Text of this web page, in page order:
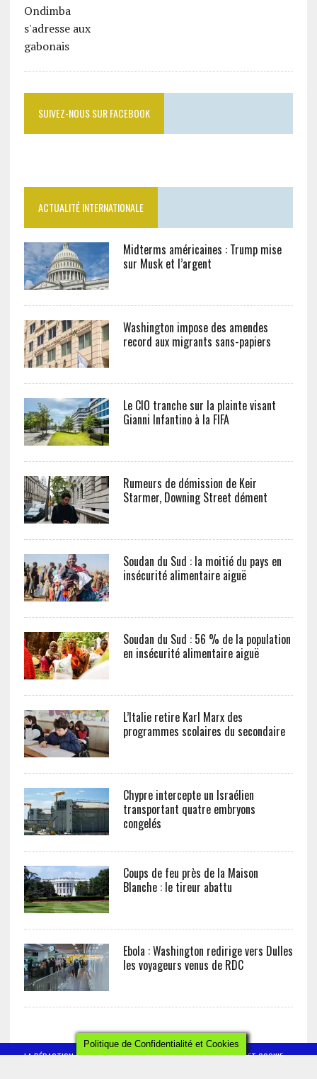
SUIVEZ-NOUS SUR FACEBOOK
ACTUALITÉ INTERNATIONALE
Midterms américaines : Trump mise
sur Musk et l’argent
Washington impose des amendes
record aux migrants sans-papiers
Le CIO tranche sur la plainte visant
Gianni Infantino à la FIFA
Rumeurs de démission de Keir
Starmer, Downing Street dément
Soudan du Sud : la moitié du pays en
insécurité alimentaire aiguë
Soudan du Sud : 56 % de la population
en insécurité alimentaire aiguë
L’Italie retire Karl Marx des
programmes scolaires du secondaire
Chypre intercepte un Israélien
transportant quatre embryons
congelés
Coups de feu près de la Maison
Blanche : le tireur abattu
Ebola : Washington redirige vers Dulles
les voyageurs venus de RDC
LA RÉDACTION CONTACT
POLITIQUE DE CONFIDENTIALITÉ ET COOKIE
Politique de Confidentialité et Cookies